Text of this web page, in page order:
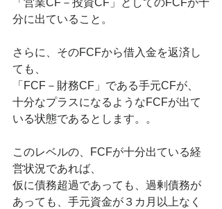
「営業CF－投資CF」としてのFCFが十
分に出ていること。
さらに、そのFCFから借入金を返済し
ても、
「FCF－財務CF」である手元CFが、
十分なプラスになるようなFCFが出て
いる状態であるとします。。
このレベルの、FCFが十分出ている経
営状況であれば、
仮に債務超過であっても、過剰債務が
あっても、手元資金が３カ月以上なく